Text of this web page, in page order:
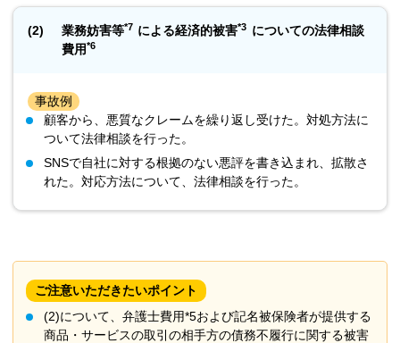
(2) 業務妨害等*7 による経済的被害*3 についての法律相談
費用*6
事故例
顧客から、悪質なクレームを繰り返し受けた。対処方法に
ついて法律相談を行った。
SNSで自社に対する根拠のない悪評を書き込まれ、拡散さ
れた。対応方法について、法律相談を行った。
ご注意いただきたいポイント
(2)について、弁護士費用*5および記名被保険者が提供する
商品・サービスの取引の相手方の債務不履行に関する被害